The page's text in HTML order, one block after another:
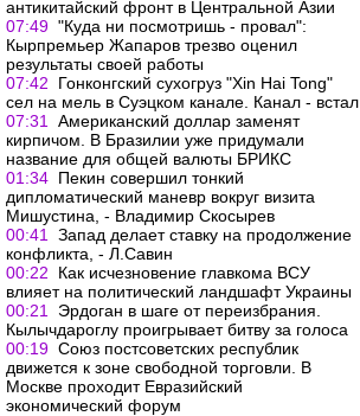
антикитайский фронт в Центральной Азии
07:49 "Куда ни посмотришь - провал":
Кырпремьер Жапаров трезво оценил
результаты своей работы
07:42
Гонконгский сухогруз "Xin Hai Tong"
сел на мель в Суэцком канале. Канал - встал
07:31
Американский доллар заменят
кирпичом. В Бразилии уже придумали
название для общей валюты БРИКС
01:34 Пекин совершил тонкий
дипломатический маневр вокруг визита
Мишустина, - Владимир Скосырев
00:41
Запад делает ставку на продолжение
конфликта, - Л.Савин
00:22
Как исчезновение главкома ВСУ
влияет на политический ландшафт Украины
00:21
Эрдоган в шаге от переизбрания.
Кылычдароглу проигрывает битву за голоса
00:19 Союз постсоветских республик
движется к зоне свободной торговли. В
Москве проходит Евразийский
экономический форум